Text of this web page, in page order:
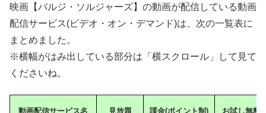
映画【バルジ・ソルジャーズ】の動画が配信している動画
配信サービス(ビデオ・オン・デマンド)は、次の一覧表に
まとめました。
※横幅がはみ出している部分は「横スクロール」して見て
くださいね。
動画配信サービス名 見放題 課金(ポイント制) お試し無料